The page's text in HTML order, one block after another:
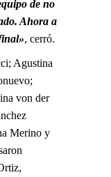
de no
Ahora a
, cerró.
Agustina
von der
Merino y